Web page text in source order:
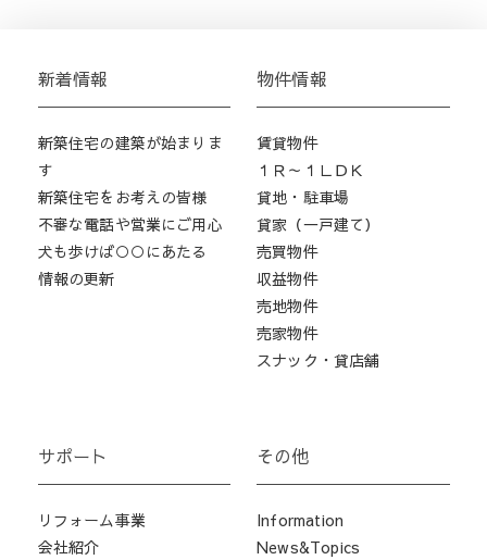
新着情報
新築住宅の建築が始まりま
す
新築住宅をお考えの皆様
不審な電話や営業にご用心
犬も歩けば○○にあたる
情報の更新
物件情報
賃貸物件
１Ｒ～１ＬＤＫ
貸地・駐車場
貸家（一戸建て）
売買物件
収益物件
売地物件
売家物件
スナック・貸店舗
サポート
リフォーム事業
会社紹介
その他
Information
News&Topics